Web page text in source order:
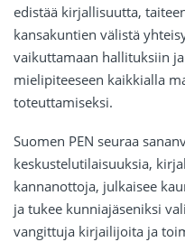
edistää kirjallisuutta,
kansakuntien välistä
vaikuttamaan hallituksiin
mielipiteeseen kaikkialla
toteuttamiseksi.
Suomen PEN seuraa
keskustelutilaisuuksia,
kannanottoja, julkaisee
ja tukee kunniajäseniksi
vangittuja kirjailijoita ja